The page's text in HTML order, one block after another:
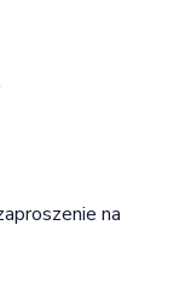
na